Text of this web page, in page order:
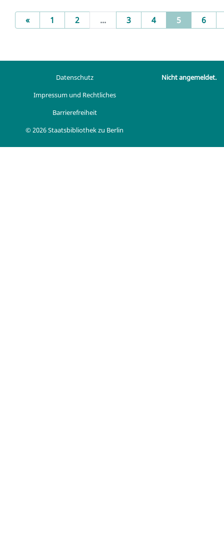
«Previous
1 2 ... 3 4 5(current)
6
Datenschutz
Impressum und Rechtliches
Barrierefreiheit
© 2026 Staatsbibliothek zu Berlin
Nicht angemeldet.